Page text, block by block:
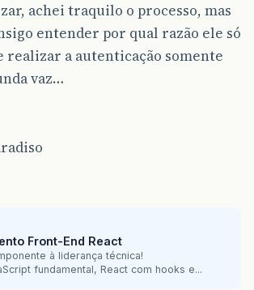
achei traquilo o processo, mas
entender por qual razão ele só
realizar a autenticação somente
vaz…
Front-End React
à liderança técnica!
fundamental, React com hooks e...